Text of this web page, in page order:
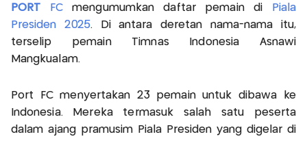
PORT FCmengumumkan daftar pemain di
Piala
Presiden 2025. Di antara deretan nama-nama itu,
terselip pemain Timnas Indonesia Asnawi
Mangkualam.
Port FC menyertakan 23 pemain untuk dibawa ke
Indonesia. Mereka termasuk salah satu peserta
dalam ajang pramusim Piala Presiden yang digelar di